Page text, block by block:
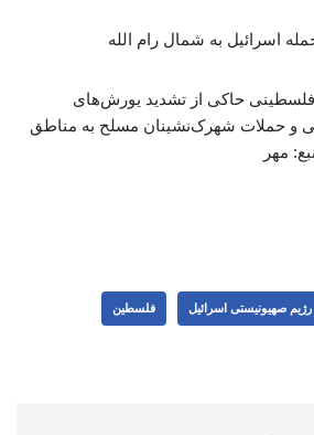
حاکی از تشدید یورش‌های
و حملات شهرک‌نشینان مسلح به مناطق
مهر
رژیم صهیونیستی اسرائیل فلسطین